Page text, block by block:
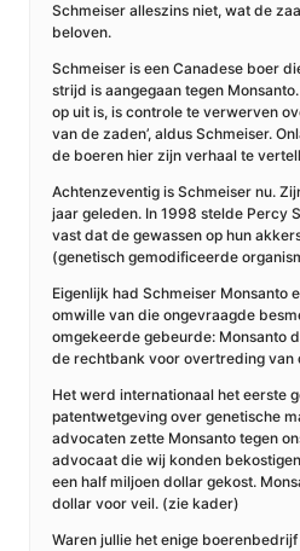
Schmeiser alleszins niet, wat de
beloven.
Schmeiser is een Canadese boer
strijd is aangegaan tegen
op uit is, is controle te verwerven
van de zaden’, aldus Schmeiser.
de boeren hier zijn verhaal te
Achtenzeventig is Schmeiser nu.
jaar geleden. In 1998 stelde Percy
vast dat de gewassen op hun
(genetisch gemodificeerde
Eigenlijk had Schmeiser Monsanto
omwille van die ongevraagde
omgekeerde gebeurde: Monsanto
de rechtbank voor overtreding van
Het werd internationaal het eerste
patentwetgeving over genetische
advocaten zette Monsanto tegen
advocaat die wij konden
een half miljoen dollar gekost.
dollar voor veil. (zie kader)
Waren jullie het enige